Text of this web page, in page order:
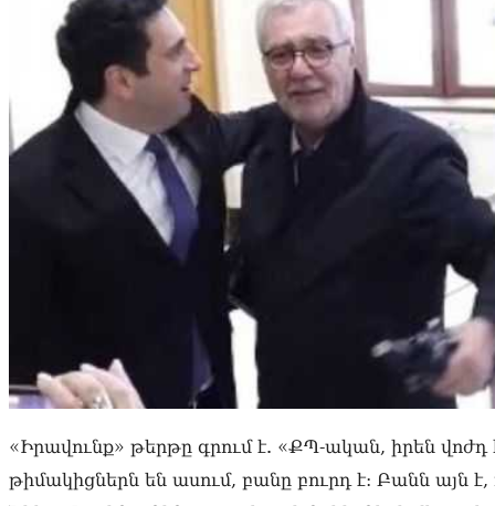
«Իրավունք» թերթը գրում է. «ՔՊ-ական, իրեն
թիմակիցներն են ասում, բանը բուրդ է: Բանն այն